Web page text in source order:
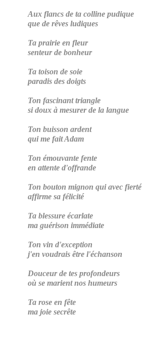
Aux flancs de ta colline pudique
que de rêves ludiques
Ta prairie en fleur
senteur de bonheur
Ta toison de soie
paradis des doigts
Ton fascinant triangle
si doux à mesurer de la langue
Ton buisson ardent
qui me fait Adam
Ton émouvante fente
en attente d'offrande
Ton bouton mignon qui avec fierté
affirme sa félicité
Ta blessure écarlate
ma guérison immédiate
Ton vin d'exception
j'en voudrais être l'échanson
Douceur de tes profondeurs
où se marient nos humeurs
Ta rose en fête
ma joie secrête